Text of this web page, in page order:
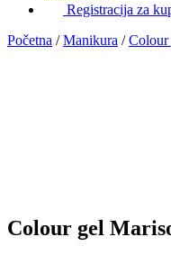
Registracija za
Početna / Manikura / Colour
Colour gel